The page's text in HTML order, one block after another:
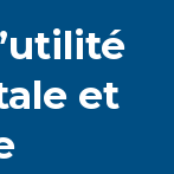
et